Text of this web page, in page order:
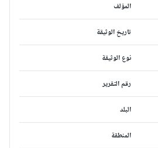
المؤلف
تاريخ الوثيقة
نوع الوثيقة
رقم التقرير
البلد
المنطقة